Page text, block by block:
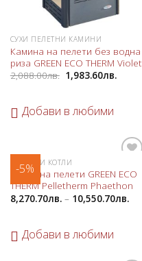
СУХИ ПЕЛЕТНИ КАМИНИ
Камина на пелети без водна
риза GREEN ECO THERM Violet
2,088.00лв. 1,983.60лв.
Добави в любими
-5%
в
любими
ПЕЛЕТНИ КОТЛИ
Котел на пелети GREEN ECO
THERM Pelletherm Phaethon
8,270.70лв.– 10,550.70лв.
Добави в любими